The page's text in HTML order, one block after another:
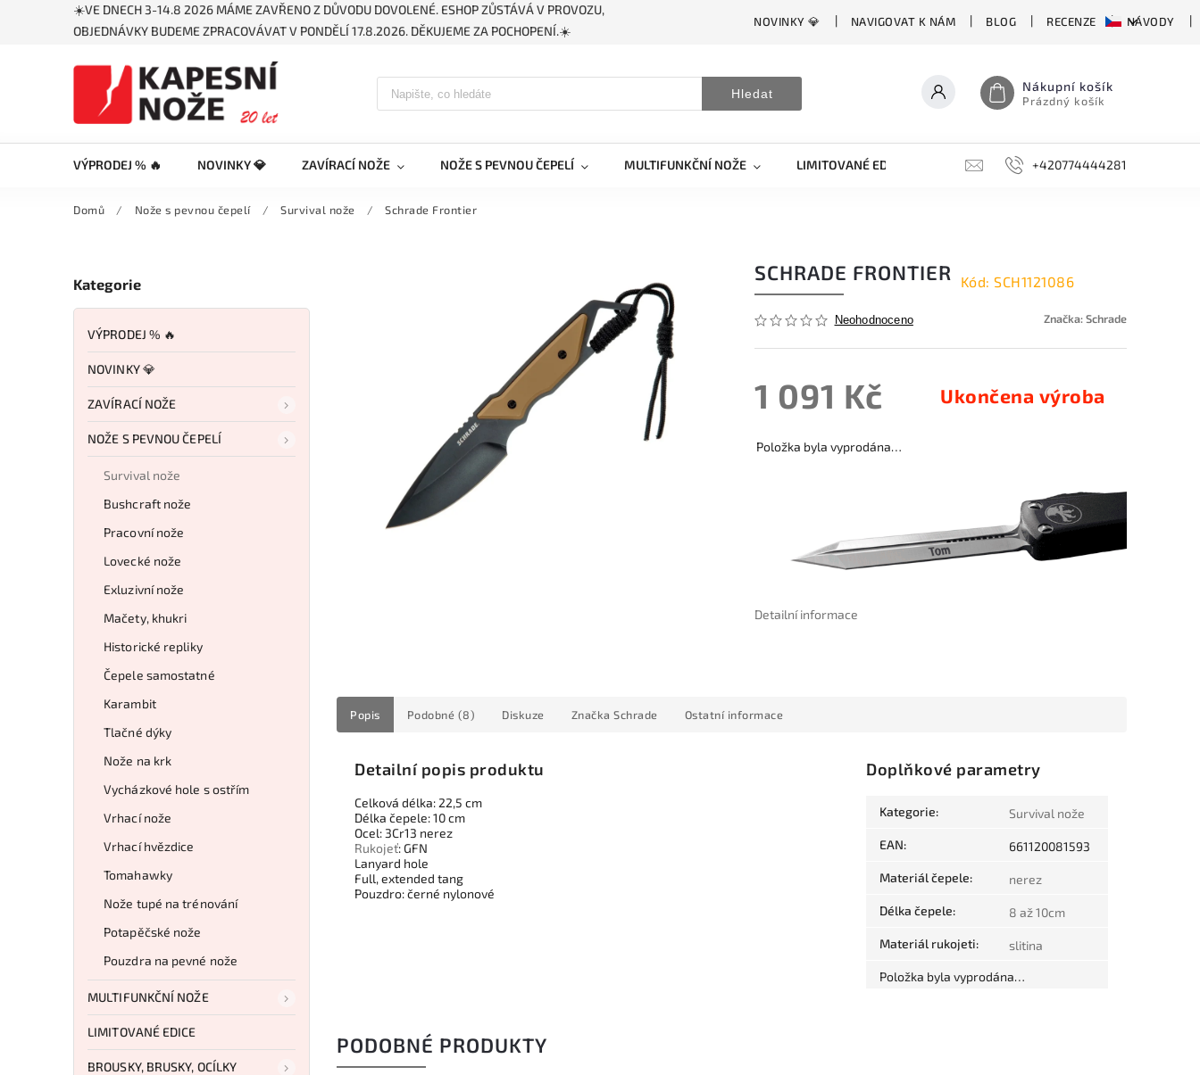
☀️VE DNECH 3-14.8 2026 MÁME ZAVŘENO Z DŮVODU DOVOLENÉ. ESHOP ZŮSTÁVÁ V PROVOZU,
OBJEDNÁVKY BUDEME ZPRACOVÁVAT V PONDĚLÍ 17.8.2026. DĚKUJEME ZA POCHOPENÍ.☀️
NOVINKY 💎 NAVIGOVAT K NÁM BLOG RECENZE NÁVODY
Hledat Nákupní košík
Prázdný košík
VÝPRODEJ % 🔥 NOVINKY 💎 ZAVÍRACÍ NOŽE NOŽE S PEVNOU ČEPELÍ MULTIFUNKČNÍ NOŽE LIMITOVANÉ EDICE BROUSKY, BRUSKY, OCÍLKY
+420774444281
Domů / Nože s pevnou čepelí / Survival nože / Schrade Frontier
Kategorie
VÝPRODEJ % 🔥
NOVINKY 💎
ZAVÍRACÍ NOŽE
NOŽE S PEVNOU ČEPELÍ
Survival nože
Bushcraft nože
Pracovní nože
Lovecké nože
Exluzivní nože
Mačety, khukri
Historické repliky
Čepele samostatné
Karambit
Tlačné dýky
Nože na krk
Vycházkové hole s ostřím
Vrhací nože
Vrhací hvězdice
Tomahawky
Nože tupé na trénování
Potapěčské nože
Pouzdra na pevné nože
MULTIFUNKČNÍ NOŽE
LIMITOVANÉ EDICE
BROUSKY, BRUSKY, OCÍLKY
SCHRADE FRONTIER Kód: SCH1121086
Neohodnoceno Značka:Schrade
1 091 Kč Ukončena výroba
Položka byla vyprodána…
Detailní informace
Popis Podobné (8) Diskuze Značka Schrade Ostatní informace
Detailní popis produktu
Celková délka: 22,5 cm
Délka čepele: 10 cm
Ocel: 3Cr13 nerez
Rukojeť: GFN
Lanyard hole
Full, extended tang
Pouzdro: černé nylonové
Doplňkové parametry
Kategorie: Survival nože
EAN: 661120081593
Materiál čepele: nerez
Délka čepele: 8 až 10cm
Materiál rukojeti: slitina
Položka byla vyprodána…
PODOBNÉ PRODUKTY